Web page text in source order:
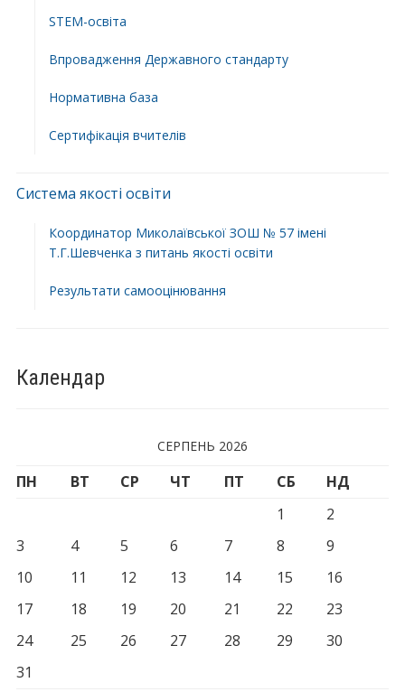
STEM-освіта
Впровадження Державного стандарту
Нормативна база
Сертифікація вчителів
Система якості освіти
Координатор Миколаївської ЗОШ № 57 імені
Т.Г.Шевченка з питань якості освіти
Результати самооцінювання
Календар
СЕРПЕНЬ 2026
ПН ВТ СР ЧТ ПТ СБ
НД
1
2
3
4 5 6 7 8
9
10
11 12 13 14 15
16
17
18 19 20 21 22
23
24
25 26 27 28 29
30
31